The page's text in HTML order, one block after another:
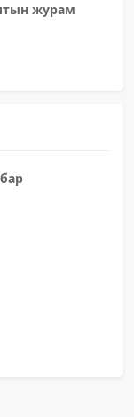
журам